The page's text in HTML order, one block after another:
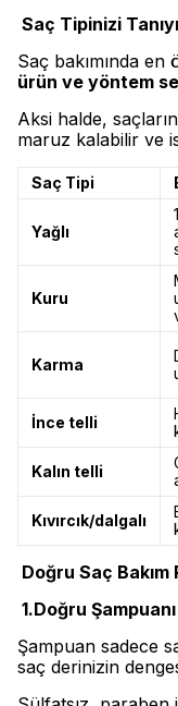
Saç Tipinizi
Saç bakımında en
ürün ve yöntem
Aksi halde,
maruz kalabilir ve
Saç Tipi
Yağlı
Kuru
Karma
İnce telli
Kalın telli
Kıvırcık/dalgalı
Doğru Saç
1.Doğru
Şampuan sadece
saç derinizin